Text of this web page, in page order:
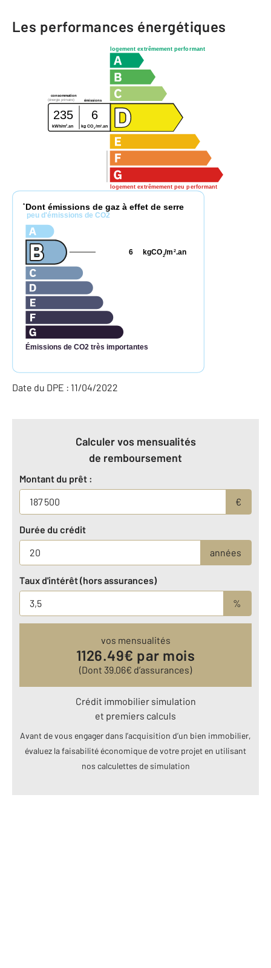
Les performances énergétiques
logement extrêmement performant
logement extrêmement peu performant
consommation
émissions
(énergie primaire)
235 6
kWh/m2.an kg CO2 /m2 .an
* Dont émissions de gaz à effet de serre
peu d'émissions de CO2
Émissions de CO2 très importantes
kgCO2/m 2.an
6
Date du DPE : 11/04/2022
Calculer vos mensualités
de remboursement
Montant du prêt :
€
Durée du crédit
années
Taux d'intérêt (hors assurances)
%
vos mensualités
1126.49€ par mois
(Dont 39.06€ d’assurances)
Crédit immobilier simulation
et premiers calculs
Avant de vous engager dans l’acquisition d’un bien immobilier,
évaluez la faisabilité économique de votre projet en utilisant
nos calculettes de simulation